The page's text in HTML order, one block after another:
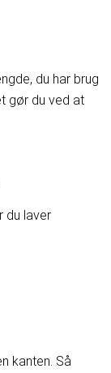
du har brug
gør du ved at
du laver
kanten. Så